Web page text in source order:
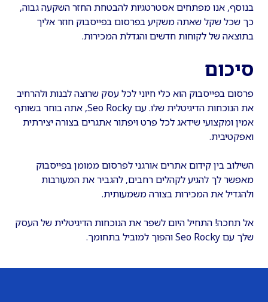
בנוסף, אנו מפתחים אסטרטגיות להבטחת החזר השקעה גבוה,
כך שכל שקל שאתה משקיע בפרסום בפייסבוק חוזר אליך
בתוצאה של לקוחות חדשים והגדלת המכירות.
סיכום
פרסום בפייסבוק הוא כלי חיוני לכל עסק שרוצה לבנות ולהרחיב
את הנוכחות הדיגיטלית שלו. עם Seo Rocky, אתה בוחר בשותף
אמין ומקצועי שידאג לכל פרט ויפתור אתגרים בצורה יצירתית
ואפקטיבית.
השילוב בין קידום אתרים אורגני לפרסום ממומן בפייסבוק
מאפשר לך להגיע לקהלים רחבים, להגביר את המעורבות
ולהגדיל את המכירות בצורה משמעותית.
אל תחכה! התחיל היום לשפר את הנוכחות הדיגיטלית של העסק
שלך עם Seo Rocky והפוך למוביל בתחומך.